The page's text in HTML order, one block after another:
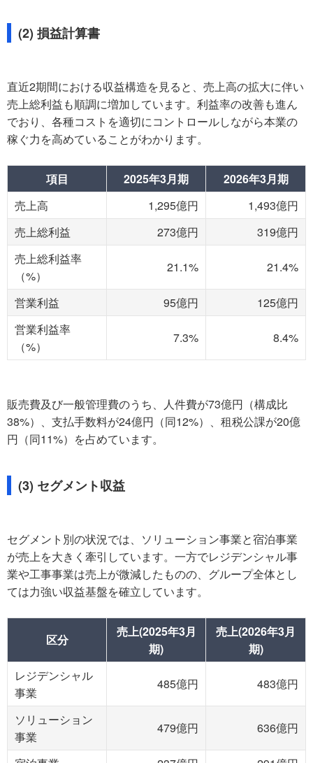
(2) 損益計算書
直近2期間における収益構造を見ると、売上高の拡大に伴い
売上総利益も順調に増加しています。利益率の改善も進ん
でおり、各種コストを適切にコントロールしながら本業の
稼ぐ力を高めていることがわかります。
項目 2025年3月期
2026年3月期
売上高
1,295億円
1,493億円
売上総利益
273億円
319億円
売上総利益率
（%）
21.1% 21.4%
営業利益 95億円
125億円
営業利益率
（%）
7.3% 8.4%
販売費及び一般管理費のうち、人件費が73億円（構成比
38%）、支払手数料が24億円（同12%）、租税公課が20億
円（同11%）を占めています。
(3) セグメント収益
セグメント別の状況では、ソリューション事業と宿泊事業
が売上を大きく牽引しています。一方でレジデンシャル事
業や工事事業は売上が微減したものの、グループ全体とし
ては力強い収益基盤を確立しています。
区分
売上(2025年3月
期)
売上(2026年3月
期)
レジデンシャル
事業
485億円 483億円
ソリューション
事業
479億円 636億円